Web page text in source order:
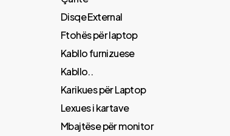
Disqe External
Ftohës për laptop
Kabllo furnizuese
Kabllo..
Karikues për Laptop
Lexues i kartave
Mbajtëse për monitor